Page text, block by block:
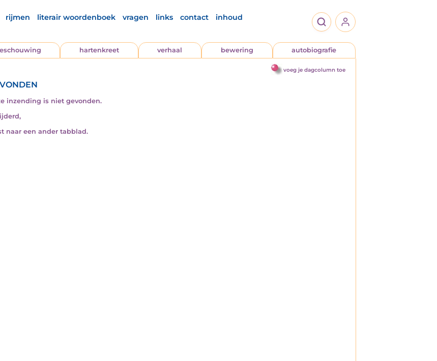
rijmen literair woordenboek vragen links contact inhoud
hartenkreet verhaal bewering autobiografie
voeg je dagcolumn toe
inzending is niet gevonden.
naar een ander tabblad.